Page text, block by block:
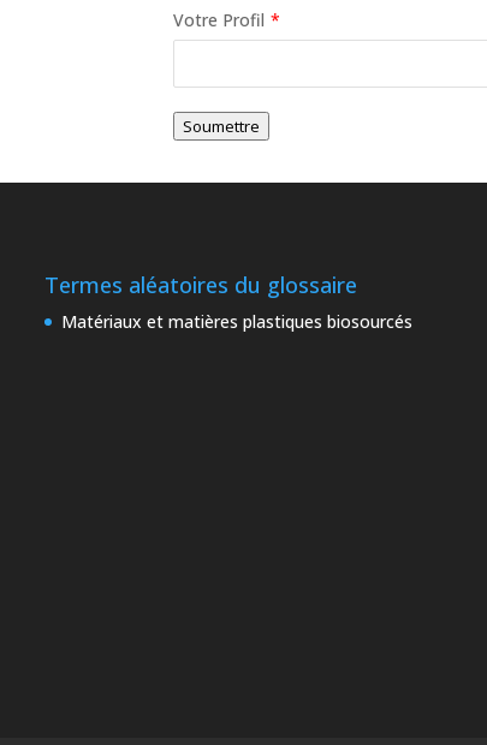
Votre Profil *
Soumettre
Termes aléatoires du glossaire
Matériaux et matières plastiques biosourcés